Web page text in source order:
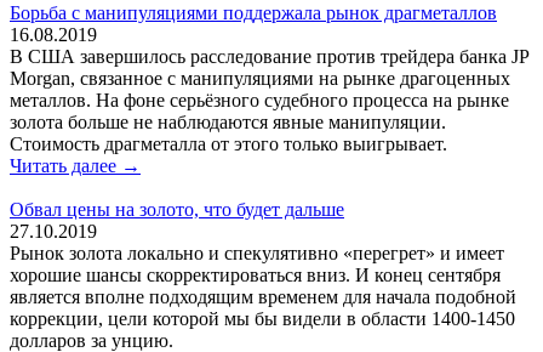
Борьба с манипуляциями поддержала рынок драгметаллов
16.08.2019
В США завершилось расследование против трейдера банка JP
Morgan, связанное с манипуляциями на рынке драгоценных
металлов. На фоне серьёзного судебного процесса на рынке
золота больше не наблюдаются явные манипуляции.
Стоимость драгметалла от этого только выигрывает.
Читать далее →
Обвал цены на золото, что будет дальше
27.10.2019
Рынок золота локально и спекулятивно «перегрет» и имеет
хорошие шансы скорректироваться вниз. И конец сентября
является вполне подходящим временем для начала подобной
коррекции, цели которой мы бы видели в области 1400-1450
долларов за унцию.